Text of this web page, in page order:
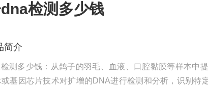
检测多少钱
简介
测多少钱：从鸽子的羽毛、血液、口腔黏膜等样本中
或基因芯片技术对扩增的DNA进行检测和分析，识别特